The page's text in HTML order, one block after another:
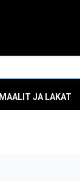
MAALIT JA LAKAT